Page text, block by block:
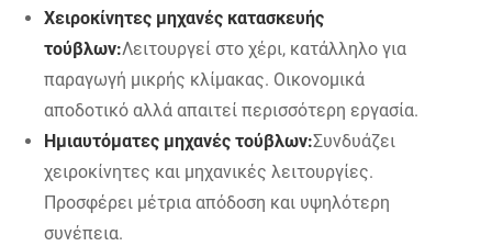
Χειροκίνητες μηχανές κατασκευής
τούβλων:Λειτουργεί στο χέρι, κατάλληλο για
παραγωγή μικρής κλίμακας. Οικονομικά
αποδοτικό αλλά απαιτεί περισσότερη εργασία.
Ημιαυτόματες μηχανές τούβλων:Συνδυάζει
χειροκίνητες και μηχανικές λειτουργίες.
Προσφέρει μέτρια απόδοση και υψηλότερη
συνέπεια.